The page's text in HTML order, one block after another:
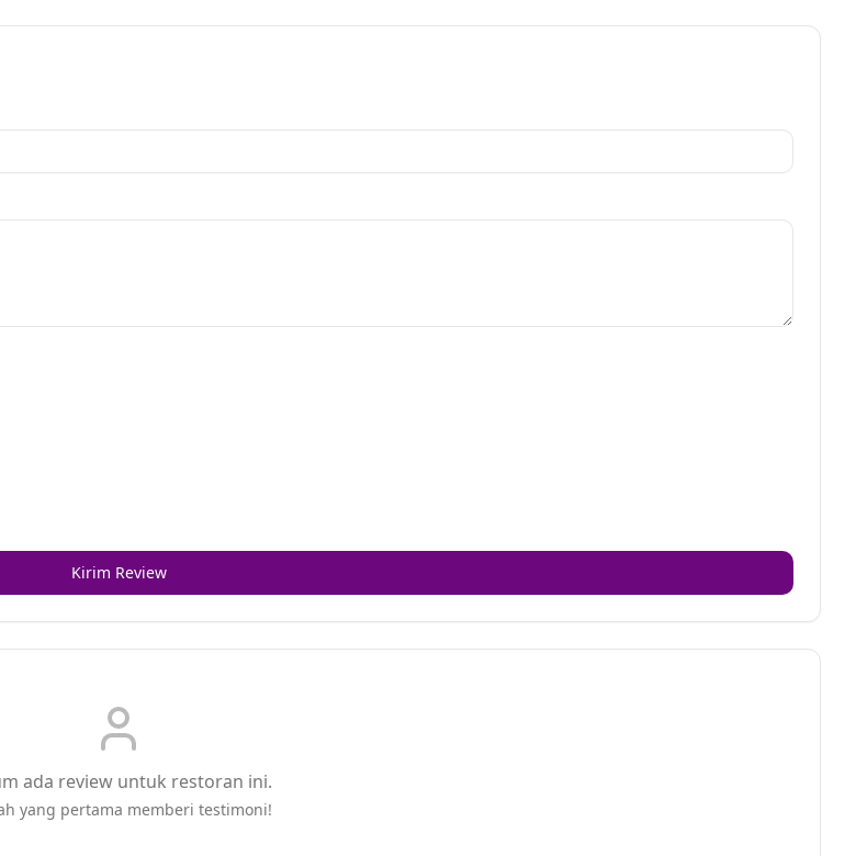
Kirim Review
ada review untuk restoran ini.
yang pertama memberi testimoni!